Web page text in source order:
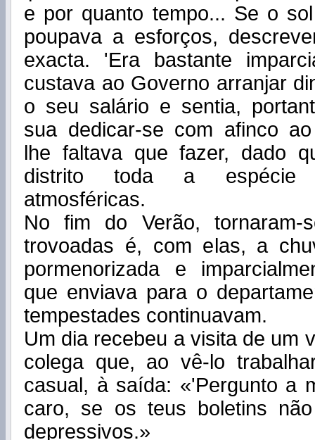
e por quanto tempo... Se o
poupava a esforços,
exacta. 'Era bastante
custava ao Governo arranjar
o seu salário e sentia,
sua dedicar-se com afinco
lhe faltava que fazer, dado
distrito toda a espécie
atmosféricas.
No fim do Verão, tornaram-
trovoadas é, com elas, a
pormenorizada e
que enviava para o
tempestades continuavam.
Um dia recebeu a visita de um
colega que, ao vê-lo
casual, à saída: «'Pergunto a
caro, se os teus boletins
depressivos.»